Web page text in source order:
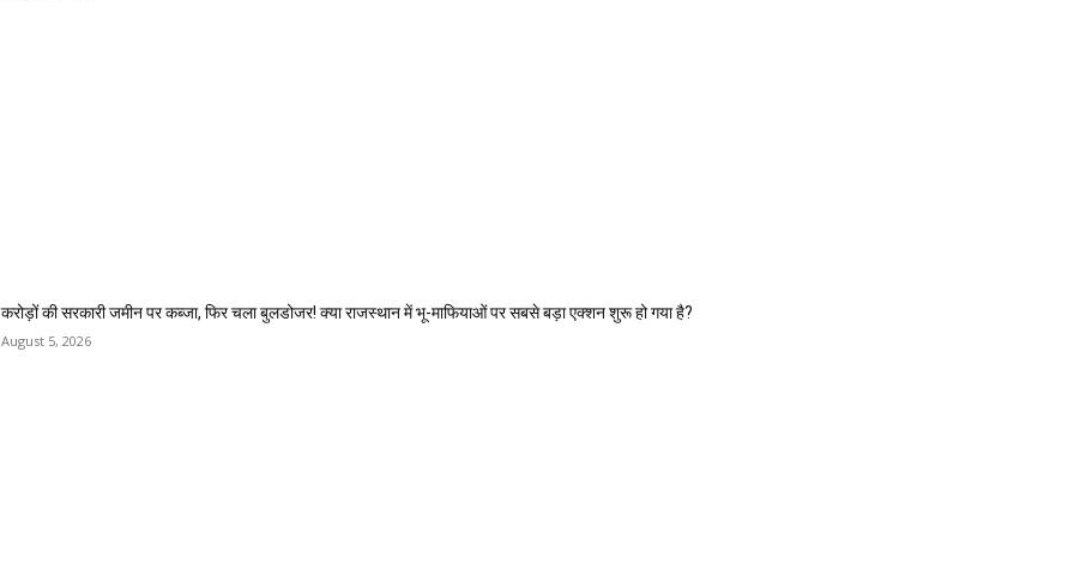
करोड़ों की सरकारी जमीन पर कब्जा, फिर चला बुलडोजर! क्या राजस्थान में भू-माफियाओं पर सबसे बड़ा एक्शन शुरू हो गया है?
August 5, 2026